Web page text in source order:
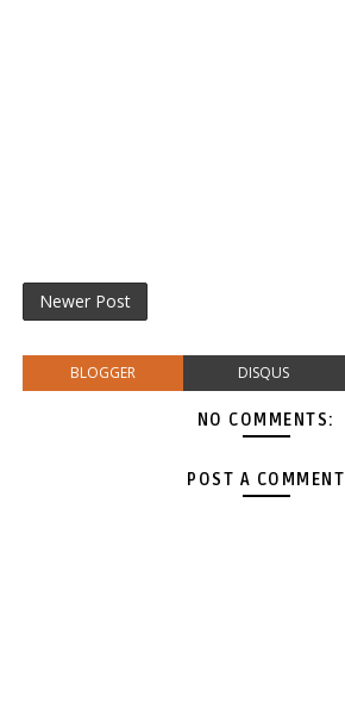
Newer Post
BLOGGER DISQUS
NO COMMENTS:
POST A COMMENT